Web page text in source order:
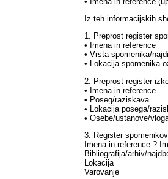
Iz teh informacijskih
1. Preprost register
• Imena in reference
• Vrsta spomenika/
• Lokacija spomenika
2. Preprost register
• Imena in reference
• Poseg/raziskava
• Lokacija posega/
• Osebe/ustanove/
3. Register
Imena in reference ?
Bibliografija/arhiv/
Lokacija
Varovanje